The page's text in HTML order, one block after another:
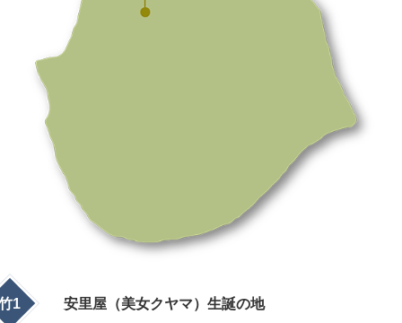
1 安里屋 （美女クヤマ） 生誕の地